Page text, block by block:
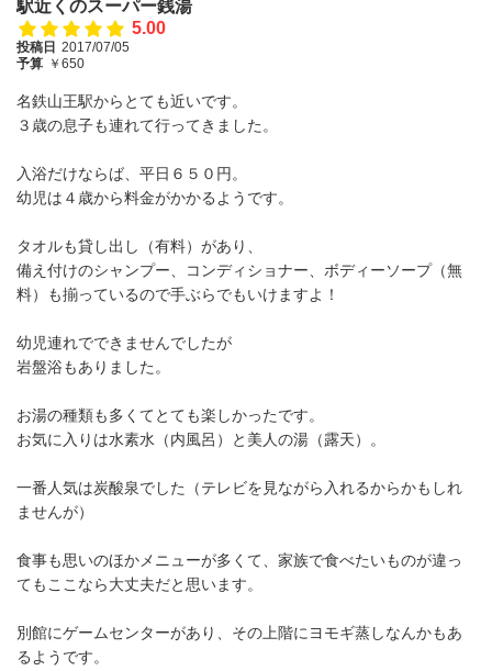
駅近くのスーパー銭湯
5.00
投稿日 2017/07/05
予算 ￥650
名鉄山王駅からとても近いです。
３歳の息子も連れて行ってきました。
入浴だけならば、平日６５０円。
幼児は４歳から料金がかかるようです。
タオルも貸し出し（有料）があり、
備え付けのシャンプー、コンディショナー、ボディーソープ（無
料）も揃っているので手ぶらでもいけますよ！
幼児連れでできませんでしたが
岩盤浴もありました。
お湯の種類も多くてとても楽しかったです。
お気に入りは水素水（内風呂）と美人の湯（露天）。
一番人気は炭酸泉でした（テレビを見ながら入れるからかもしれ
ませんが）
食事も思いのほかメニューが多くて、家族で食べたいものが違っ
てもここなら大丈夫だと思います。
別館にゲームセンターがあり、その上階にヨモギ蒸しなんかもあ
るようです。